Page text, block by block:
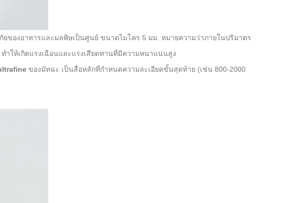
ของอาหารและมลพิษเป็นศูนย์ ขนาดไมโคร 5 มม. หมายความว่าภายในปริมาตร
ให้เกิดแรงเฉือนและแรงเสียดทานที่มีความหนาแน่นสูง
ของมัทฉะ เป็นสื่อหลักที่กำหนดความละเอียดขั้นสุดท้าย (เช่น 800-2000